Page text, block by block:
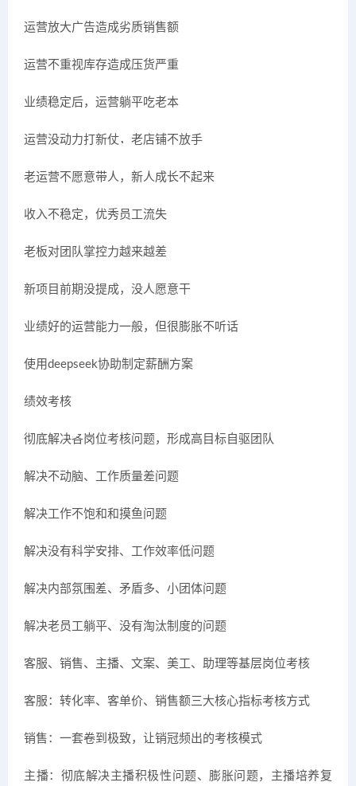
运营放大广告造成劣质销售额
运营不重视库存造成压货严重
业绩稳定后，运营躺平吃老本
运营没动力打新仗，老店铺不放手
老运营不愿意带人，新人成长不起来
收入不稳定，优秀员工流失
老板对团队掌控力越来越差
新项目前期没提成，没人愿意干
业绩好的运营能力一般，但很膨胀不听话
使用deepseek协助制定薪酬方案
绩效考核
彻底解决各岗位考核问题，形成高目标自驱团队
解决不动脑、工作质量差问题
解决工作不饱和和摸鱼问题
解决没有科学安排、工作效率低问题
解决内部氛围差、矛盾多、小团体问题
解决老员工躺平、没有淘汰制度的问题
客服、销售、主播、文案、美工、助理等基层岗位考核
客服：转化率、客单价、销售额三大核心指标考核方式
销售：一套卷到极致，让销冠频出的考核模式
主播：彻底解决主播积极性问题、膨胀问题，主播培养复